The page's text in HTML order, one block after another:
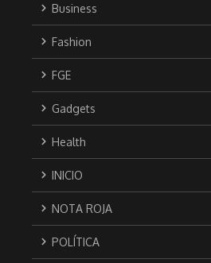
Business
Fashion
FGE
Gadgets
Health
INICIO
NOTA ROJA
POLÍTICA